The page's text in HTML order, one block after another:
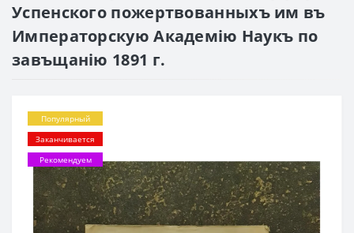
Успенского пожертвованныхъ им въ
Императорскую Академію Наукъ по
завъщанію 1891 г.
Популярный
Заканчивается
Рекомендуем